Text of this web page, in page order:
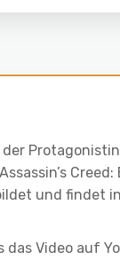
und findet
Video auf